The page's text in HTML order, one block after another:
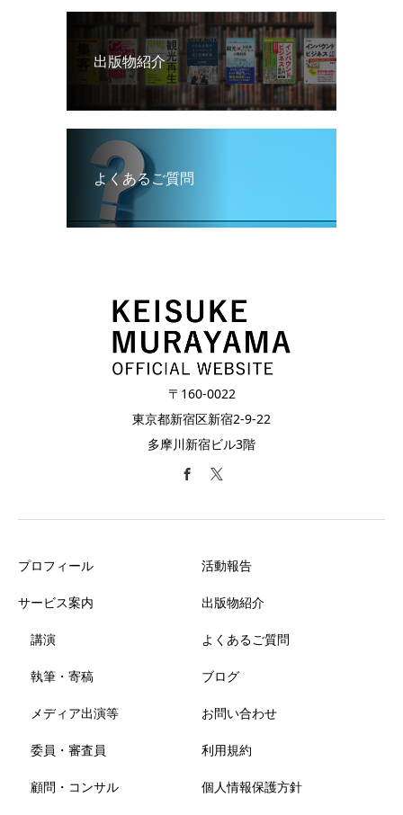
出版物紹介
よくあるご質問
〒160-0022
東京都新宿区新宿2-9-22
多摩川新宿ビル3階
プロフィール
サービス案内
講演
執筆・寄稿
メディア出演等
委員・審査員
顧問・コンサル
活動報告
出版物紹介
よくあるご質問
ブログ
お問い合わせ
利用規約
個人情報保護方針